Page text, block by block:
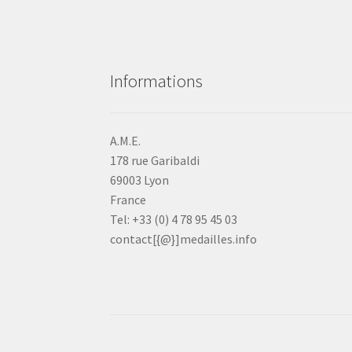
Informations
A.M.E.
178 rue Garibaldi
69003 Lyon
France
Tel: +33 (0) 4 78 95 45 03
contact[{@}]medailles.info